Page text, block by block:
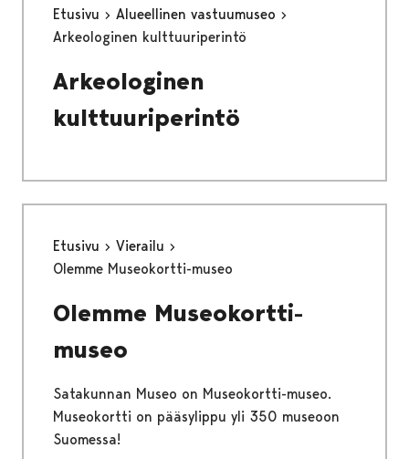
Etusivu
Alueellinen vastuumuseo
Arkeologinen kulttuuriperintö
Arkeologinen
kulttuuriperintö
Etusivu
Vierailu
Olemme Museokortti-museo
Olemme Museokortti-
museo
Satakunnan Museo on Museokortti-museo.
Museokortti on pääsylippu yli 350 museoon
Suomessa!